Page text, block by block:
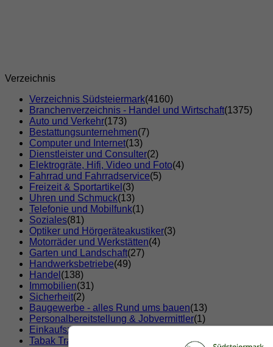
Verzeichnis
Verzeichnis Südsteiermark(4160)
Branchenverzeichnis - Handel und Wirtschaft(1375)
Auto und Verkehr(173)
Bestattungsunternehmen(7)
Computer und Internet(13)
Dienstleister und Consulter(2)
Elektrogräte, Hifi, Video und Foto(4)
Fahrrad und Fahrradservice(5)
Freizeit & Sportartikel (3)
Uhren und Schmuck(13)
Telefonie und Mobilfunk(1)
Soziales(81)
Optiker und Hörgeräteakustiker(3)
Motorräder und Werkstätten(4)
Garten und Landschaft(27)
Handwerksbetriebe(49)
Handel (138)
Immobilien(31)
Sicherheit(2)
Baugewerbe - alles Rund ums bauen(13)
Personalbereitstellung & Jobvermittler(1)
Einkaufszentren(2)
Tabak Trafik